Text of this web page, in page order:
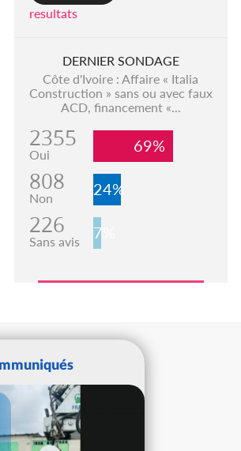
resultats
DERNIER SONDAGE
Côte d'Ivoire : Affaire « Italia
Construction » sans ou avec faux
ACD, financement «...
2355
Oui 69%
808
Non 24%
226
Sans avis 7%